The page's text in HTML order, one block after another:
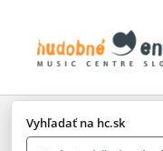
Vyhľadať na hc.sk